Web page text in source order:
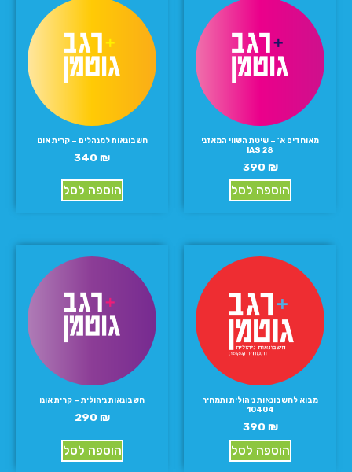
מאוחדים א’ – שיטת השווי המאזני
IAS 28
390 ₪
הוספה לסל
חשבונאות למנהלים – קרית אונו
340 ₪
הוספה לסל
מבוא לחשבונאות ניהולית ותמחיר
10404
390 ₪
הוספה לסל
חשבונאות ניהולית – קרית אונו
290 ₪
הוספה לסל